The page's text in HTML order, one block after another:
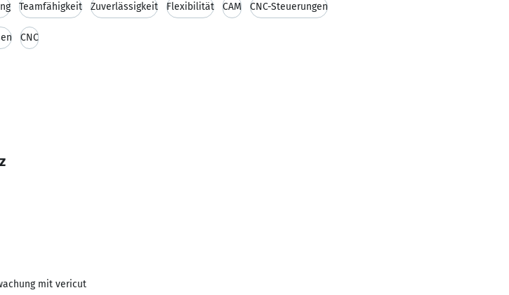
Teamfähigkeit Zuverlässigkeit Flexibilität CAM CNC-Steuerungen
CNC
mit vericut